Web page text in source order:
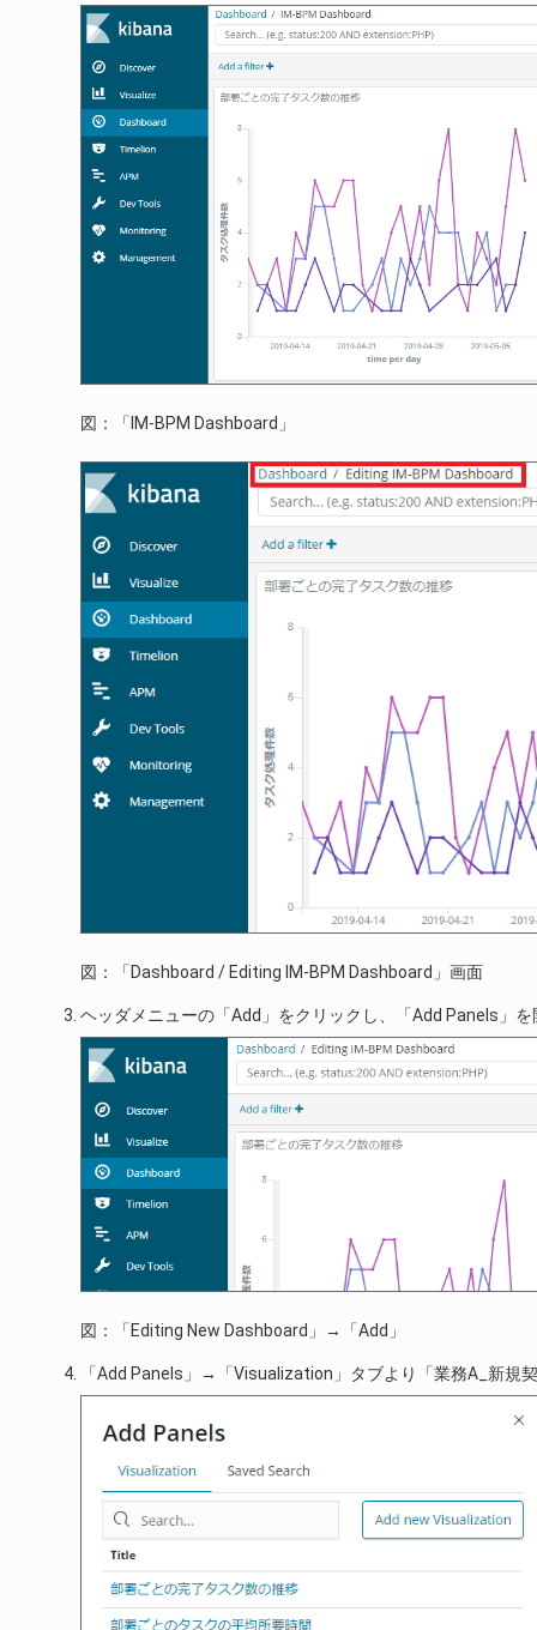
図：「IM-BPM Dashboard」
図：「Dashboard / Editing IM-BPM Dashboard」画面
ヘッダメニューの「Add」をクリックし、「Add Panels」を
図：「Editing New Dashboard」→「Add」
「Add Panels」→「Visualization」タブより「業務A_新規